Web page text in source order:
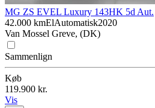
MG ZS EVEL Luxury 143HK 5d Aut.
42.000 kmElAutomatisk2020
Van Mossel Greve, (DK)
Sammenlign
Køb
119.900 kr.
Vis